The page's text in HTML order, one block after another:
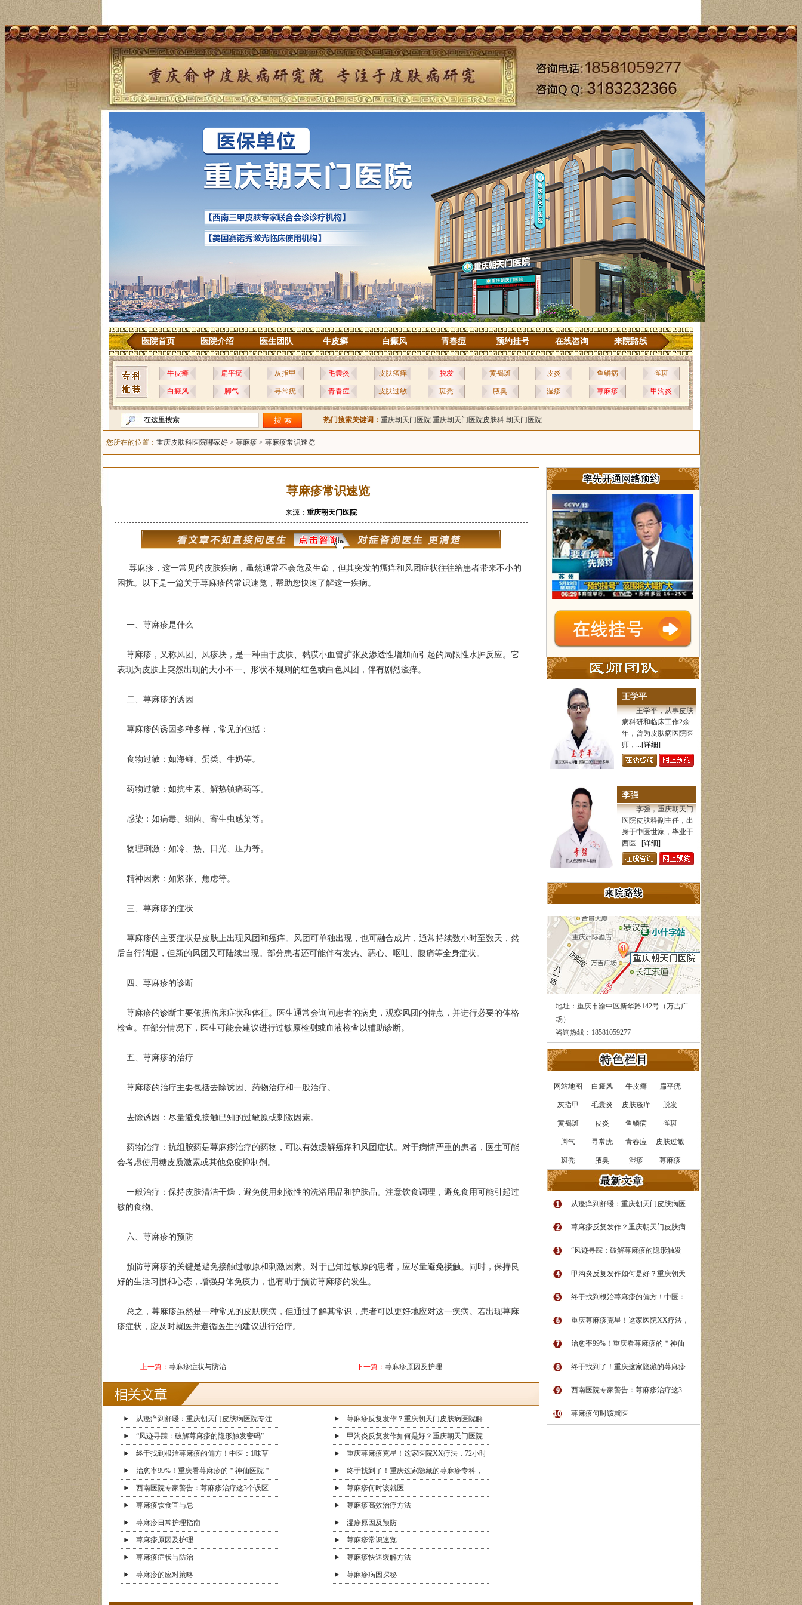
医院首页 医院介绍 医生团队 牛皮癣 白癜风 青春痘 预约挂号 在线咨询 来院路线
牛皮癣 扁平疣 灰指甲 毛囊炎 皮肤瘙痒 脱发 黄褐斑 皮炎 鱼鳞病 雀斑
白癜风 脚气 寻常疣 青春痘 皮肤过敏 斑秃 腋臭 湿疹 荨麻疹 甲沟炎
热门搜索关键词： 重庆朝天门医院 重庆朝天门医院皮肤科 朝天门医院
您所在的位置： 重庆皮肤科医院哪家好> 荨麻疹> 荨麻疹常识速览
荨麻疹常识速览
来源： 重庆朝天门医院
荨麻疹，这一常见的皮肤疾病，虽然通常不会危及生命，但其突发的瘙痒和风团症状往往给患者带来不小的
困扰。以下是一篇关于荨麻疹的常识速览，帮助您快速了解这一疾病。
一、荨麻疹是什么
荨麻疹，又称风团、风疹块，是一种由于皮肤、黏膜小血管扩张及渗透性增加而引起的局限性水肿反应。它
表现为皮肤上突然出现的大小不一、形状不规则的红色或白色风团，伴有剧烈瘙痒。
二、荨麻疹的诱因
荨麻疹的诱因多种多样，常见的包括：
食物过敏：如海鲜、蛋类、牛奶等。
药物过敏：如抗生素、解热镇痛药等。
感染：如病毒、细菌、寄生虫感染等。
物理刺激：如冷、热、日光、压力等。
精神因素：如紧张、焦虑等。
三、荨麻疹的症状
荨麻疹的主要症状是皮肤上出现风团和瘙痒。风团可单独出现，也可融合成片，通常持续数小时至数天，然
后自行消退，但新的风团又可陆续出现。部分患者还可能伴有发热、恶心、呕吐、腹痛等全身症状。
四、荨麻疹的诊断
荨麻疹的诊断主要依据临床症状和体征。医生通常会询问患者的病史，观察风团的特点，并进行必要的体格
检查。在部分情况下，医生可能会建议进行过敏原检测或血液检查以辅助诊断。
五、荨麻疹的治疗
荨麻疹的治疗主要包括去除诱因、药物治疗和一般治疗。
去除诱因：尽量避免接触已知的过敏原或刺激因素。
药物治疗：抗组胺药是荨麻疹治疗的药物，可以有效缓解瘙痒和风团症状。对于病情严重的患者，医生可能
会考虑使用糖皮质激素或其他免疫抑制剂。
一般治疗：保持皮肤清洁干燥，避免使用刺激性的洗浴用品和护肤品。注意饮食调理，避免食用可能引起过
敏的食物。
六、荨麻疹的预防
预防荨麻疹的关键是避免接触过敏原和刺激因素。对于已知过敏原的患者，应尽量避免接触。同时，保持良
好的生活习惯和心态，增强身体免疫力，也有助于预防荨麻疹的发生。
总之，荨麻疹虽然是一种常见的皮肤疾病，但通过了解其常识，患者可以更好地应对这一疾病。若出现荨麻
疹症状，应及时就医并遵循医生的建议进行治疗。
上一篇： 荨麻疹症状与防治 下一篇： 荨麻疹原因及护理
从瘙痒到舒缓：重庆朝天门皮肤病医院专注 荨麻疹反复发作？重庆朝天门皮肤病医院解
“风迹寻踪：破解荨麻疹的隐形触发密码” 甲沟炎反复发作如何是好？重庆朝天门医院
终于找到根治荨麻疹的偏方！中医：1味草 重庆荨麻疹克星！这家医院XX疗法，72小时
治愈率99%！重庆看荨麻疹的＂神仙医院＂ 终于找到了！重庆这家隐藏的荨麻疹专科，
西南医院专家警告：荨麻疹治疗这3个误区 荨麻疹何时该就医
荨麻疹饮食宜与忌 荨麻疹高效治疗方法
荨麻疹日常护理指南 湿疹原因及预防
荨麻疹原因及护理 荨麻疹常识速览
荨麻疹症状与防治 荨麻疹快速缓解方法
荨麻疹的应对策略 荨麻疹病因探秘
王学平
王学平，从事皮肤
病科研和临床工作2余
年，曾为皮肤病医院医
师，...[详细]
李强
李强，重庆朝天门
医院皮肤科副主任，出
身于中医世家，毕业于
西医...[详细]
地址：重庆市渝中区新华路142号（万吉广
场）
咨询热线：18581059277
网站地图 白癜风 牛皮癣 扁平疣
灰指甲 毛囊炎 皮肤瘙痒 脱发
黄褐斑 皮炎 鱼鳞病 雀斑
脚气 寻常疣 青春痘 皮肤过敏
斑秃 腋臭 湿疹 荨麻疹
从瘙痒到舒缓：重庆朝天门皮肤病医
荨麻疹反复发作？重庆朝天门皮肤病
“风迹寻踪：破解荨麻疹的隐形触发
甲沟炎反复发作如何是好？重庆朝天
终于找到根治荨麻疹的偏方！中医：
重庆荨麻疹克星！这家医院XX疗法，
治愈率99%！重庆看荨麻疹的＂神仙
终于找到了！重庆这家隐藏的荨麻疹
西南医院专家警告：荨麻疹治疗这3
荨麻疹何时该就医